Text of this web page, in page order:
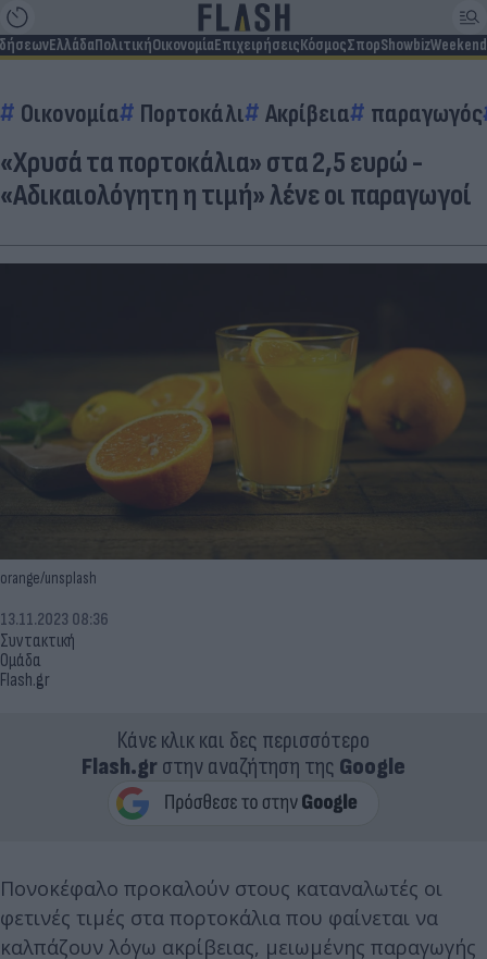
ΕλλάδαΠολιτικήΟικονομίαΕπιχειρήσειςΚόσμοςΣπορShowbizWeekend
Οικονομία Πορτοκάλι Ακρίβεια παραγωγός
«Χρυσά τα πορτοκάλια» στα 2,5 ευρώ -
«Αδικαιολόγητη η τιμή» λένε οι παραγωγοί
orange/unsplash
Συντακτική
Ομάδα
Flash.gr
13.11.2023 08:36
Κάνε κλικ και δες περισσότερο
Flash.grστην αναζήτηση της Google
Πονοκέφαλο προκαλούν στους καταναλωτές οι
φετινές τιμές στα πορτοκάλια που φαίνεται να
καλπάζουν λόγω ακρίβειας, μειωμένης παραγωγής